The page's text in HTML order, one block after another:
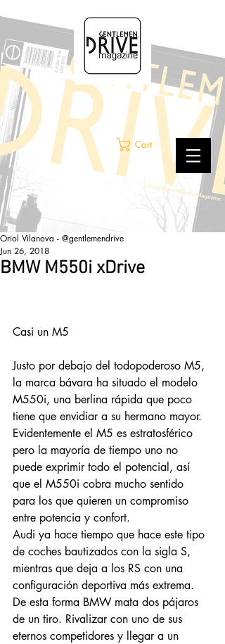
Cart
Entradas destacadas
BMW M550i xDrive
Oriol Vilanova - @gentlemendrive
Jun 26, 2018
Casi un M5
Justo por debajo del todopoderoso M5,
la marca bávara ha situado el modelo
M550i, una berlina rápida que poco
tiene que envidiar a su hermano mayor.
Evidentemente el M5 es estratosférico
pero la mayoría de tiempo uno no
puede exprimir todo el potencial, así
que el M550i cobra mucho sentido
para los que quieren un compromiso
entre potencia y confort.
Audi ya hace tiempo que hace este tipo
de coches bautizados con la sigla S,
mientras que deja a los RS con una
configuración deportiva más extrema.
De esta forma BMW mata dos pájaros
de un tiro. Rivalizar con uno de sus
eternos competidores y llegar a un